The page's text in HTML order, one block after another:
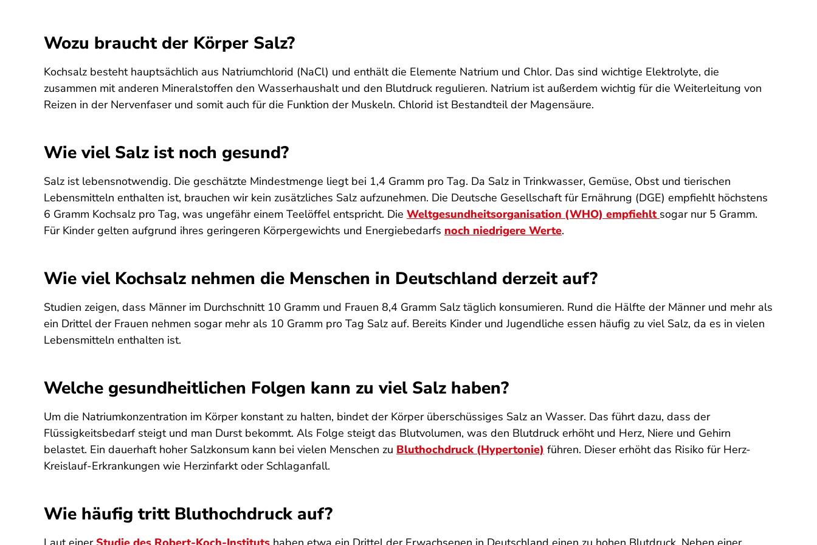
Wozu braucht der Körper Salz?
Kochsalz besteht hauptsächlich aus Natriumchlorid (NaCl) und enthält die Elemente Natrium und Chlor. Das sind wichtige Elektrolyte, die
zusammen mit anderen Mineralstoffen den Wasserhaushalt und den Blutdruck regulieren. Natrium ist außerdem wichtig für die Weiterleitung von
Reizen in der Nervenfaser und somit auch für die Funktion der Muskeln. Chlorid ist Bestandteil der Magensäure.
Wie viel Salz ist noch gesund?
Salz ist lebensnotwendig. Die geschätzte Mindestmenge liegt bei 1,4 Gramm pro Tag. Da Salz in Trinkwasser, Gemüse, Obst und tierischen
Lebensmitteln enthalten ist, brauchen wir kein zusätzliches Salz aufzunehmen. Die Deutsche Gesellschaft für Ernährung (DGE) empfiehlt höchstens
6 Gramm Kochsalz pro Tag, was ungefähr einem Teelöffel entspricht. Die Weltgesundheitsorganisation (WHO) empfiehlt sogar nur 5 Gramm.
Für Kinder gelten aufgrund ihres geringeren Körpergewichts und Energiebedarfs noch niedrigere Werte.
Wie viel Kochsalz nehmen die Menschen in Deutschland derzeit auf?
Studien zeigen, dass Männer im Durchschnitt 10 Gramm und Frauen 8,4 Gramm Salz täglich konsumieren. Rund die Hälfte der Männer und mehr als
ein Drittel der Frauen nehmen sogar mehr als 10 Gramm pro Tag Salz auf. Bereits Kinder und Jugendliche essen häufig zu viel Salz, da es in vielen
Lebensmitteln enthalten ist.
Welche gesundheitlichen Folgen kann zu viel Salz haben?
Um die Natriumkonzentration im Körper konstant zu halten, bindet der Körper überschüssiges Salz an Wasser. Das führt dazu, dass der
Flüssigkeitsbedarf steigt und man Durst bekommt. Als Folge steigt das Blutvolumen, was den Blutdruck erhöht und Herz, Niere und Gehirn
belastet. Ein dauerhaft hoher Salzkonsum kann bei vielen Menschen zu Bluthochdruck (Hypertonie) führen. Dieser erhöht das Risiko für Herz-
Kreislauf-Erkrankungen wie Herzinfarkt oder Schlaganfall.
Wie häufig tritt Bluthochdruck auf?